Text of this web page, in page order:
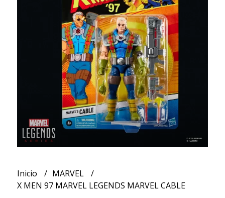
Inicio
MARVEL
X MEN 97 MARVEL LEGENDS MARVEL CABLE